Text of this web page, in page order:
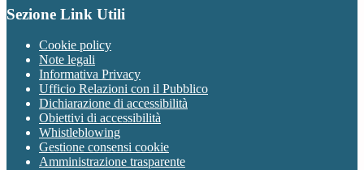
Sezione Link Utili
Cookie policy
Note legali
Informativa Privacy
Ufficio Relazioni con il Pubblico
Dichiarazione di accessibilità
Obiettivi di accessibilità
Whistleblowing
Gestione consensi cookie
Amministrazione trasparente